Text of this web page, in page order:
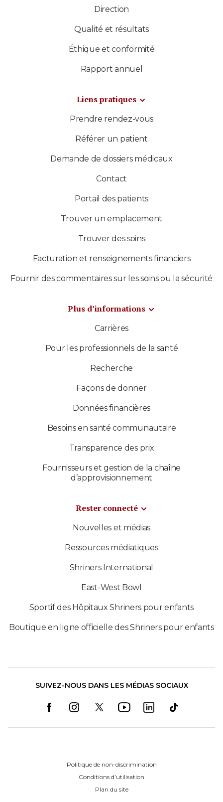
Direction
Qualité et résultats
Éthique et conformité
Rapport annuel
Liens pratiques
Prendre rendez-vous
Référer un patient
Demande de dossiers médicaux
Contact
Portail des patients
Trouver un emplacement
Trouver des soins
Facturation et renseignements financiers
Fournir des commentaires sur les soins ou la sécurité
Plus d’informations
Carrières
Pour les professionnels de la santé
Recherche
Façons de donner
Données financières
Besoins en santé communautaire
Transparence des prix
Fournisseurs et gestion de la chaîne
d’approvisionnement
Rester connecté
Nouvelles et médias
Ressources médiatiques
Shriners International
East-West Bowl
Sportif des Hôpitaux Shriners pour enfants
Boutique en ligne officielle des Shriners pour enfants
SUIVEZ-NOUS DANS LES MÉDIAS SOCIAUX
Politique de non-discrimination
Conditions d’utilisation
Plan du site